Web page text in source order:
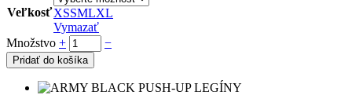
VeľkosťXSSMLXL
Vymazať
Množstvo + −
Pridať do košíka